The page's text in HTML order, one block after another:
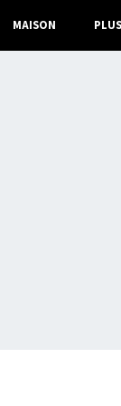
MAISON PLUS